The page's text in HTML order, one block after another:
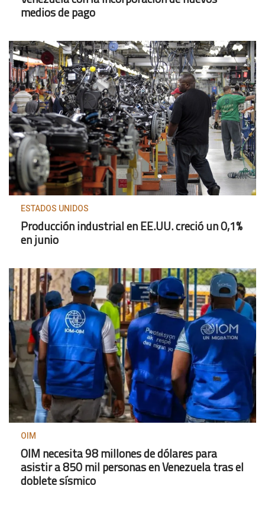
medios de pago
ESTADOS UNIDOS
Producción industrial en EE.UU. creció un 0,1%
en junio
OIM
OIM necesita 98 millones de dólares para
asistir a 850 mil personas en Venezuela tras el
doblete sísmico